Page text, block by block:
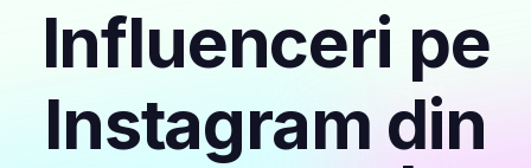
Influenceri pe
Instagram din